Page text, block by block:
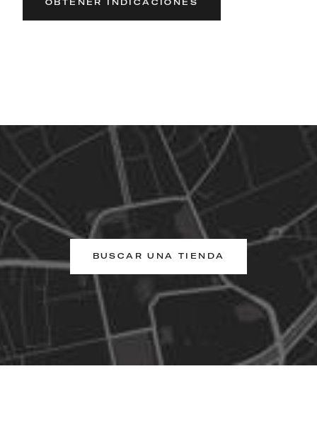
OBTENER INDICACIONES
BUSCAR UNA TIENDA